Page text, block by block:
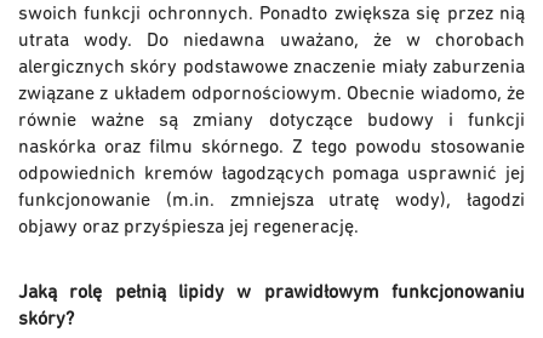
swoich funkcji ochronnych. Ponadto zwiększa się przez nią
utrata wody. Do niedawna uważano, że w chorobach
alergicznych skóry podstawowe znaczenie miały zaburzenia
związane z układem odpornościowym. Obecnie wiadomo, że
równie ważne są zmiany dotyczące budowy i funkcji
naskórka oraz filmu skórnego. Z tego powodu stosowanie
odpowiednich kremów łagodzących pomaga usprawnić jej
funkcjonowanie (m.in. zmniejsza utratę wody), łagodzi
objawy oraz przyśpiesza jej regenerację.
Jaką rolę pełnią lipidy w prawidłowym funkcjonowaniu
skóry?